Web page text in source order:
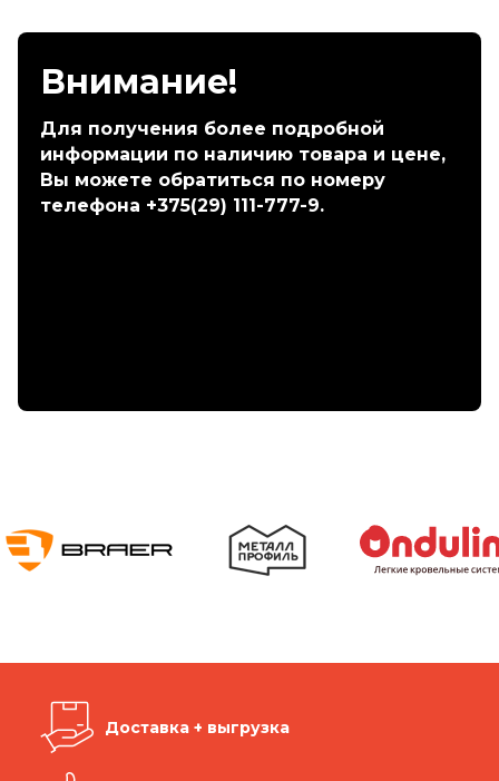
Внимание!
Для получения более подробной
информации по наличию товара и цене,
Вы можете обратиться по номеру
телефона +375(29) 111-777-9.
Доставка + выгрузка